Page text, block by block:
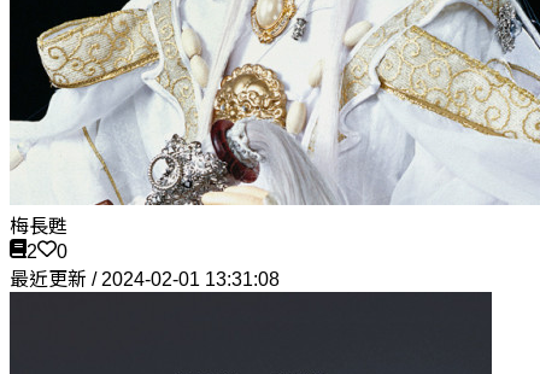
梅長甦
2
0
最近更新 / 2024-02-01 13:31:08